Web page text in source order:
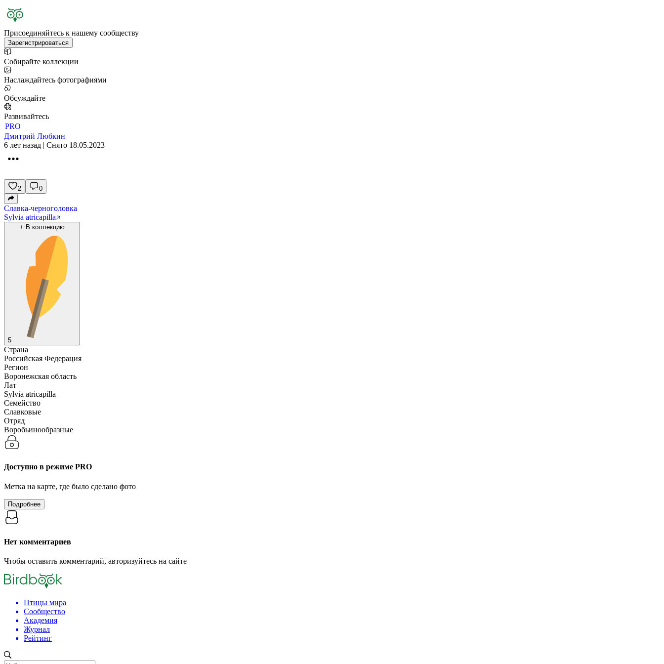
Присоединяйтесь к нашему сообществу
Зарегистрироваться
Собирайте коллекции
Наслаждайтесь фотографиями
Обсуждайте
Развивайтесь
PRO
Дмитрий Любкин
6 лет назад | Снято 18.05.2023
2 0
Славка-черноголовка
Sylvia atricapilla
+ В коллекцию
5
Страна
Российская Федерация
Регион
Воронежская область
Лат
Sylvia atricapilla
Семейство
Славковые
Отряд
Воробьинообразные
Доступно в режиме PRO
Метка на карте, где было сделано фото
Подробнее
Нет комментариев
Чтобы оставить комментарий, авторизуйтесь на сайте
Птицы мира
Сообщество
Академия
Журнал
Рейтинг